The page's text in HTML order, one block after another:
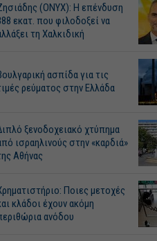
(ONYX): Η επένδυση
εκατ. που φιλοδοξεί να
τη Χαλκιδική
ασπίδα για τις
ρεύματος στην Ελλάδα
ξενοδοχειακό χτύπημα
ισραηλινούς στην «καρδιά»
Αθήνας
Ποιες μετοχές
κλάδοι έχουν ακόμη
ανόδου